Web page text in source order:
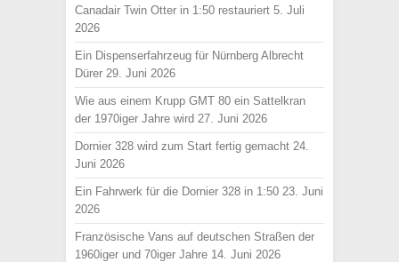
Canadair Twin Otter in 1:50 restauriert 5. Juli
2026
Ein Dispenserfahrzeug für Nürnberg Albrecht
Dürer 29. Juni 2026
Wie aus einem Krupp GMT 80 ein Sattelkran
der 1970iger Jahre wird 27. Juni 2026
Dornier 328 wird zum Start fertig gemacht 24.
Juni 2026
Ein Fahrwerk für die Dornier 328 in 1:50 23. Juni
2026
Französische Vans auf deutschen Straßen der
1960iger und 70iger Jahre 14. Juni 2026